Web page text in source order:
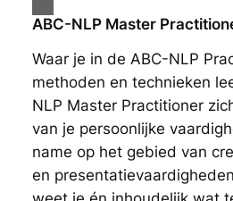
ABC-NLP Master
Waar je in de ABC-NLP
methoden en technieken
NLP Master Practitioner
van je persoonlijke
name op het gebied van
en